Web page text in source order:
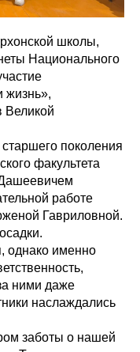
школы,
Национального
жизнь»,
поколения
факультета
работе
Гавриловной.
однако именно
ними даже
наслаждались
заботы о нашей